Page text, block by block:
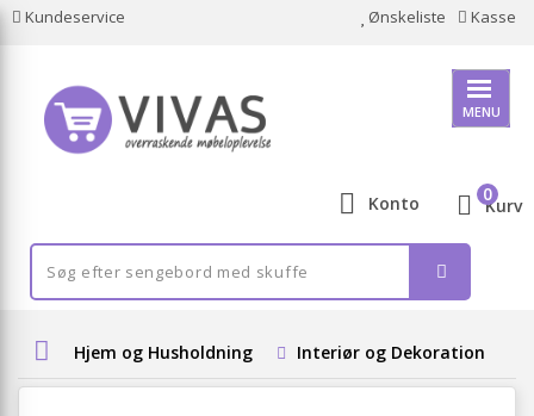
Kundeservice Ønskeliste Kasse
MENU
Konto Kurv
0
Hjem og Husholdning Interiør og Dekoration